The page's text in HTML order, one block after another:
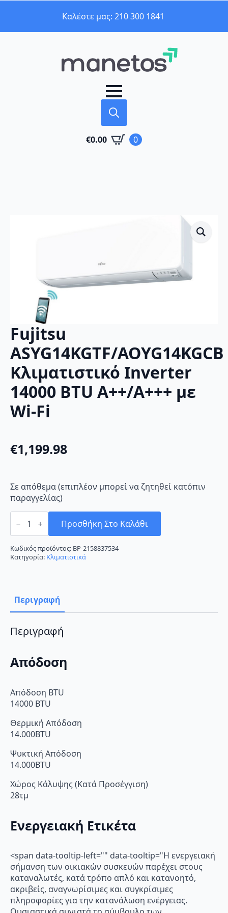
Καλέστε μας: 210 300 1841
for:
€0.00 0
Fujitsu
ASYG14KGTF/AOYG14KGCB
Κλιματιστικό Inverter
14000 BTU A++/A+++ με
Wi-Fi
€1,199.98
Σε απόθεμα (επιπλέον μπορεί να ζητηθεί κατόπιν
παραγγελίας)
Fujitsu
ASYG14KGTF/AOYG14KGCB
Inverter
14000
BTU
A++/A+++
ποσότητα
Προσθήκη Στο Καλάθι
Κωδικός προϊόντος: BP-2158837534
Κατηγορία: Κλιματιστικά
Περιγραφή
Περιγραφή
Απόδοση
Απόδοση BTU
14000 BTU
Θερμική Απόδοση
14.000BTU
Ψυκτική Απόδοση
14.000BTU
Χώρος Κάλυψης (Κατά Προσέγγιση)
28τμ
Ενεργειακή Ετικέτα
<span data-tooltip-left="" data-tooltip="Η ενεργειακή
σήμανση των οικιακών συσκευών παρέχει στους
καταναλωτές, κατά τρόπο απλό και κατανοητό,
ακριβείς, αναγνωρίσιμες και συγκρίσιμες
πληροφορίες για την κατανάλωση ενέργειας.